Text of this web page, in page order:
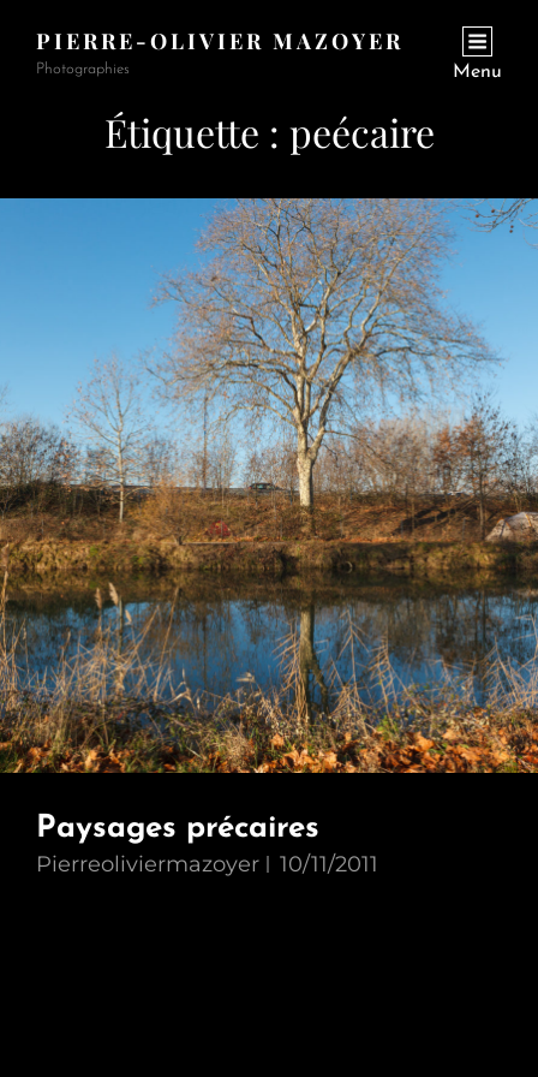
PIERRE-OLIVIER MAZOYER
Photographies Menu
Étiquette : peécaire
Paysages précaires
Pierreoliviermazoyer 10/11/2011